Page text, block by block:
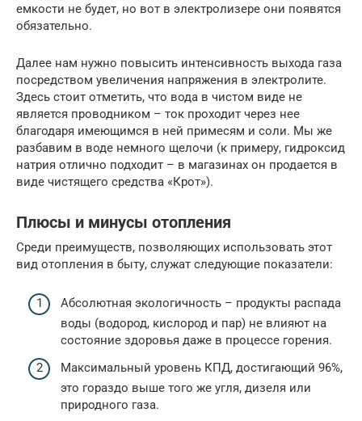
емкости не будет, но вот в электролизере они появятся
обязательно.
Далее нам нужно повысить интенсивность выхода газа
посредством увеличения напряжения в электролите.
Здесь стоит отметить, что вода в чистом виде не
является проводником – ток проходит через нее
благодаря имеющимся в ней примесям и соли. Мы же
разбавим в воде немного щелочи (к примеру, гидроксид
натрия отлично подходит – в магазинах он продается в
виде чистящего средства «Крот»).
Плюсы и минусы отопления
Среди преимуществ, позволяющих использовать этот
вид отопления в быту, служат следующие показатели:
Абсолютная экологичность – продукты распада
воды (водород, кислород и пар) не влияют на
состояние здоровья даже в процессе горения.
Максимальный уровень КПД, достигающий 96%,
это гораздо выше того же угля, дизеля или
природного газа.